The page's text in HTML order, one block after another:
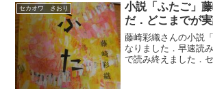
セカオワ さおり
小説「ふたご」
だ．どこまでが実
藤崎彩織さんの小説
なりました．早速読
で読み終えました．